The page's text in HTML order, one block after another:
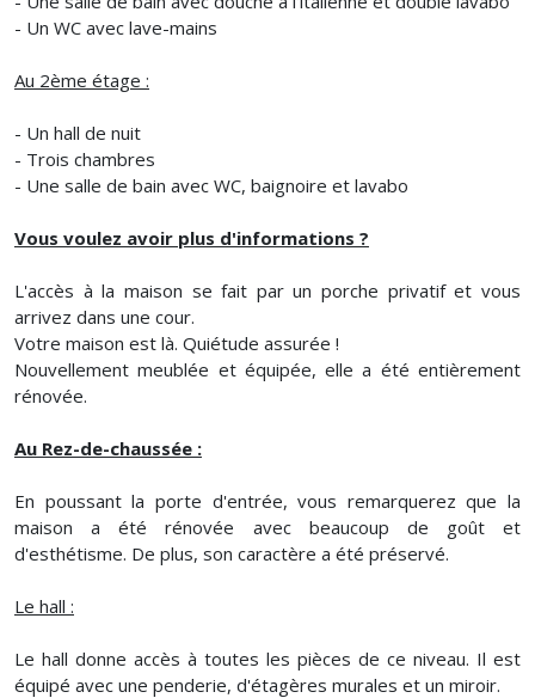
- Un WC avec lave-mains
Au 2ème étage :
- Un hall de nuit
- Trois chambres
- Une salle de bain avec WC, baignoire et lavabo
Vous voulez avoir plus d'informations ?
L'accès à la maison se fait par un porche privatif et vous
arrivez dans une cour.
Votre maison est là. Quiétude assurée !
Nouvellement meublée et équipée, elle a été entièrement
rénovée.
Au Rez-de-chaussée :
En poussant la porte d'entrée, vous remarquerez que la
maison a été rénovée avec beaucoup de goût et
d'esthétisme. De plus, son caractère a été préservé.
Le hall :
Le hall donne accès à toutes les pièces de ce niveau. Il est
équipé avec une penderie, d'étagères murales et un miroir.